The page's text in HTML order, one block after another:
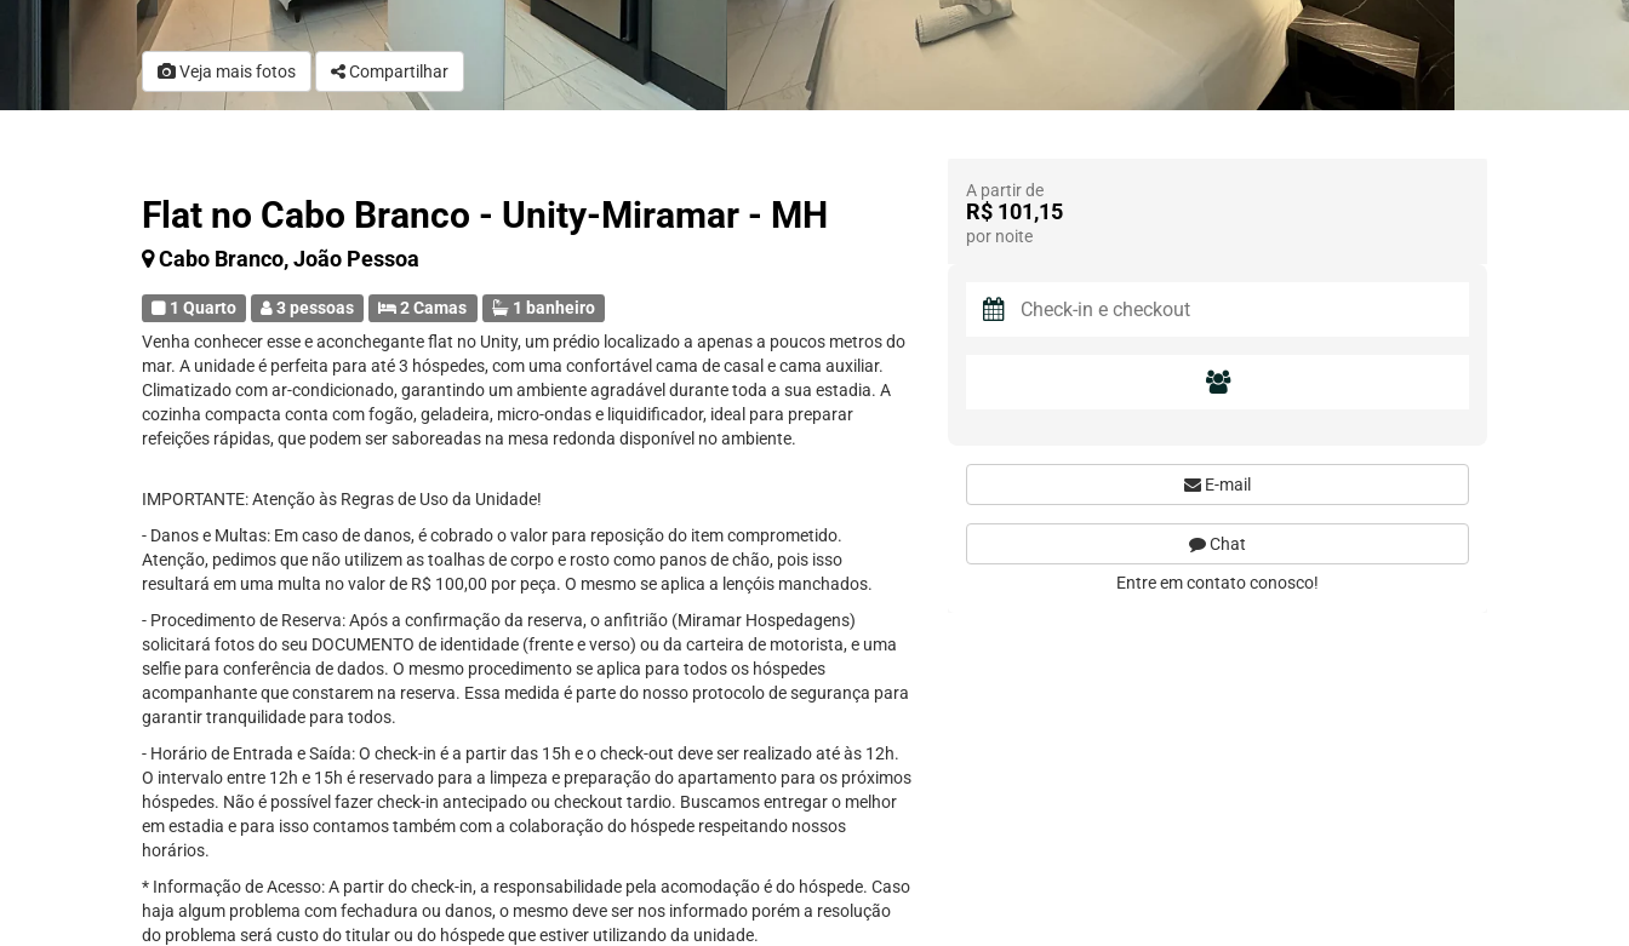
Veja mais fotos Compartilhar
Flat no Cabo Branco - Unity-Miramar - MH
Cabo Branco, João Pessoa
1 Quarto 3 pessoas 2 Camas
1 banheiro
Venha conhecer esse e aconchegante flat no Unity, um prédio localizado a apenas a poucos metros do
mar. A unidade é perfeita para até 3 hóspedes, com uma confortável cama de casal e cama auxiliar.
Climatizado com ar-condicionado, garantindo um ambiente agradável durante toda a sua estadia. A
cozinha compacta conta com fogão, geladeira, micro-ondas e liquidificador, ideal para preparar
refeições rápidas, que podem ser saboreadas na mesa redonda disponível no ambiente.
IMPORTANTE: Atenção às Regras de Uso da Unidade!
- Danos e Multas: Em caso de danos, é cobrado o valor para reposição do item comprometido.
Atenção, pedimos que não utilizem as toalhas de corpo e rosto como panos de chão, pois isso
resultará em uma multa no valor de R$ 100,00 por peça. O mesmo se aplica a lençóis manchados.
- Procedimento de Reserva: Após a confirmação da reserva, o anfitrião (Miramar Hospedagens)
solicitará fotos do seu DOCUMENTO de identidade (frente e verso) ou da carteira de motorista, e uma
selfie para conferência de dados. O mesmo procedimento se aplica para todos os hóspedes
acompanhante que constarem na reserva. Essa medida é parte do nosso protocolo de segurança para
garantir tranquilidade para todos.
- Horário de Entrada e Saída: O check-in é a partir das 15h e o check-out deve ser realizado até às 12h.
O intervalo entre 12h e 15h é reservado para a limpeza e preparação do apartamento para os próximos
hóspedes. Não é possível fazer check-in antecipado ou checkout tardio. Buscamos entregar o melhor
em estadia e para isso contamos também com a colaboração do hóspede respeitando nossos
horários.
* Informação de Acesso: A partir do check-in, a responsabilidade pela acomodação é do hóspede. Caso
haja algum problema com fechadura ou danos, o mesmo deve ser nos informado porém a resolução
do problema será custo do titular ou do hóspede que estiver utilizando da unidade.
A partir de
R$ 101,15
por noite
E-mail
Chat
Entre em contato conosco!